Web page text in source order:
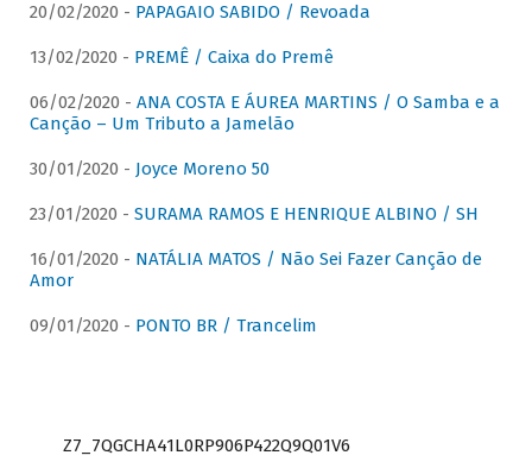
20/02/2020 - PAPAGAIO SABIDO / Revoada
13/02/2020 - PREMÊ / Caixa do Premê
06/02/2020 - ANA COSTA E ÁUREA MARTINS / O Samba e a
Canção – Um Tributo a Jamelão
30/01/2020 - Joyce Moreno 50
23/01/2020 - SURAMA RAMOS E HENRIQUE ALBINO / SH
16/01/2020 - NATÁLIA MATOS / Não Sei Fazer Canção de
Amor
09/01/2020 - PONTO BR / Trancelim
Z7_7QGCHA41L0RP906P422Q9Q01V6